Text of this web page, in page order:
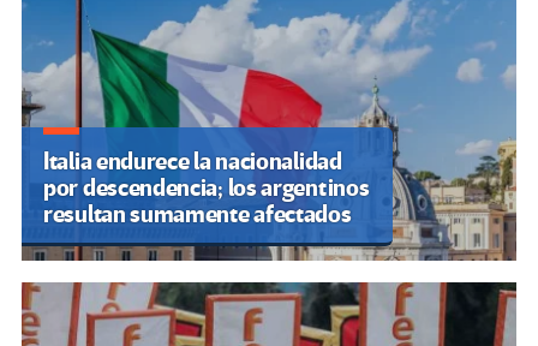
Italia endurece la nacionalidad
por descendencia; los argentinos
resultan sumamente afectados